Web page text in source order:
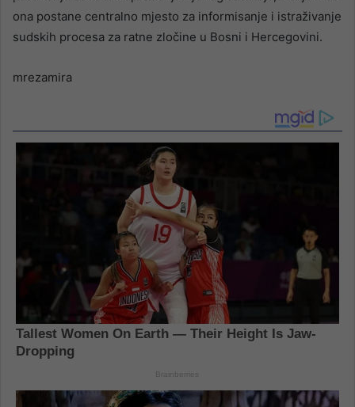
ona postane centralno mjesto za informisanje i istraživanje
sudskih procesa za ratne zločine u Bosni i Hercegovini.
mrezamira